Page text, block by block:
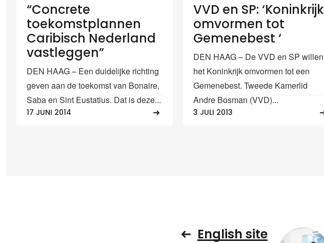
“Concrete
toekomstplannen
Caribisch Nederland
vastleggen”
DEN HAAG – Een duidelijke richting
geven aan de toekomst van Bonaire,
Saba en Sint Eustatius. Dat is deze...
17 JUNI 2014
VVD en SP: ‘Koninkrijk
omvormen tot
Gemenebest ‘
DEN HAAG – De VVD en SP willen
het Koninkrijk omvormen tot een
Gemenebest. Tweede Kamerlid
Andre Bosman (VVD)...
3 JULI 2013
English site